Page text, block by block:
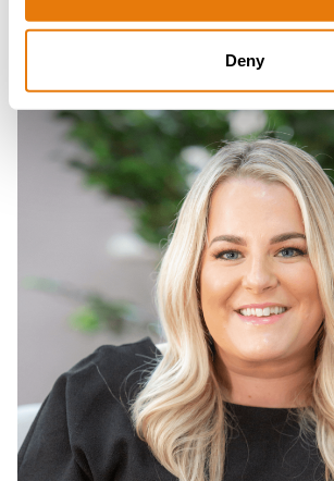
Deny
Family Law Partner
Read
more